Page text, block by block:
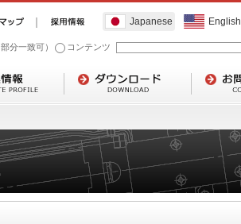
Japanese English
分一致可） コンテンツ